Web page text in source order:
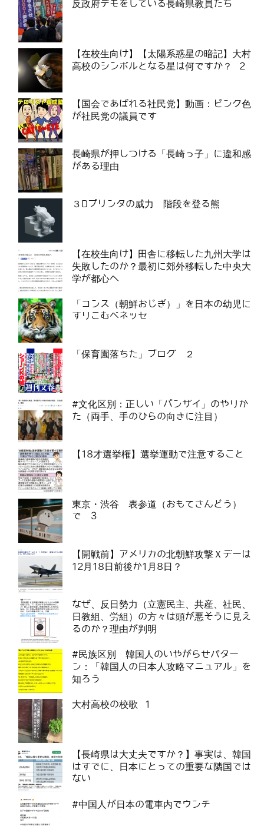
反政府デモをしている長崎県教員たち
【在校生向け】【太陽系惑星の暗記】大村
高校のシンボルとなる星は何ですか？ 2
【国会であばれる社民党】動画：ピンク色
が社民党の議員です
長崎県が押しつける「長崎っ子」に違和感
がある理由
３Dプリンタの威力 階段を登る熊
【在校生向け】田舎に移転した九州大学は
失敗したのか？最初に郊外移転した中央大
学が都心へ
「コンス（朝鮮おじぎ）」を日本の幼児に
すりこむベネッセ
「保育園落ちた」ブログ ２
#文化区別：正しい「バンザイ」のやりか
た（両手、手のひらの向きに注目）
【18才選挙権】選挙運動で注意すること
東京・渋谷 表参道（おもてさんどう）
で 3
【開戦前】アメリカの北朝鮮攻撃Ｘデーは
12月18日前後か1月8日？
なぜ、反日勢力（立憲民主、共産、社民、
日教組、労組）の方々は頭が悪そうに見え
るのか？理由が判明
#民族区別 韓国人のいやがらせパター
ン：「韓国人の日本人攻略マニュアル」を
知ろう
大村高校の校歌 1
【長崎県は大丈夫ですか？】事実は、韓国
はすでに、日本にとっての重要な隣国では
ない
#中国人が日本の電車内でウンチ